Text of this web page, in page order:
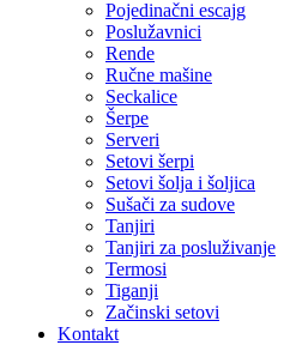
Pojedinačni escajg
Poslužavnici
Rende
Ručne mašine
Seckalice
Šerpe
Serveri
Setovi šerpi
Setovi šolja i šoljica
Sušači za sudove
Tanjiri
Tanjiri za posluživanje
Termosi
Tiganji
Začinski setovi
Kontakt